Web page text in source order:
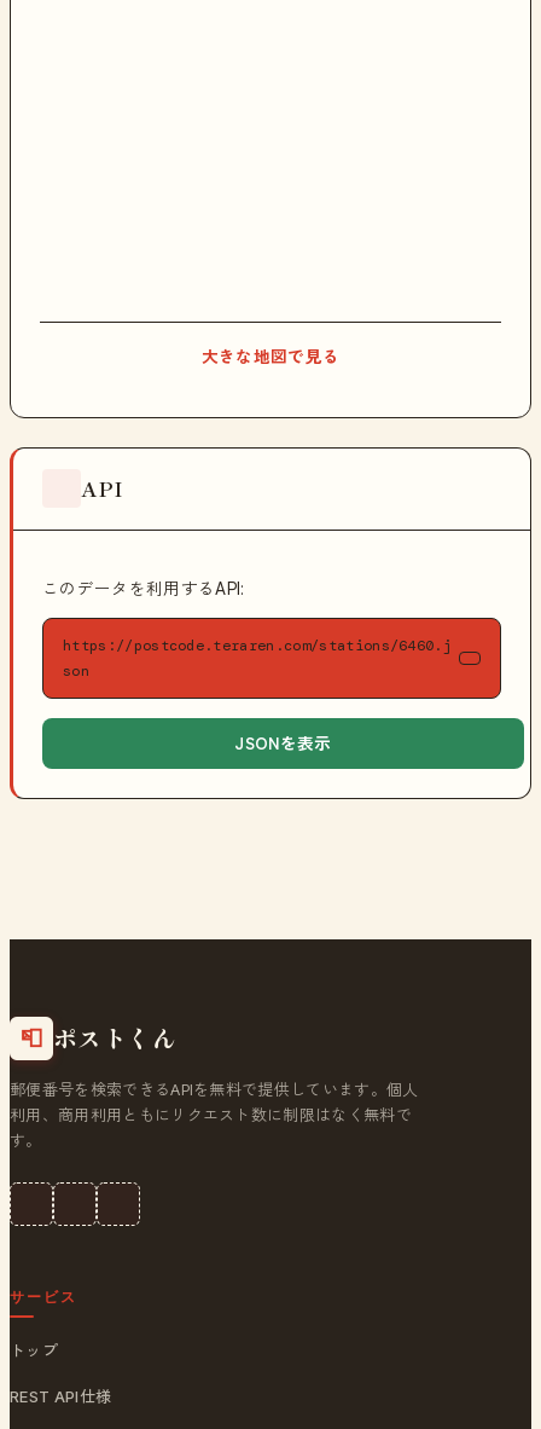
大きな地図で見る
API
このデータを利用するAPI:
https://postcode.teraren.com/stations/6460.j
son
JSONを表示
📮 ポストくん
郵便番号を検索できるAPIを無料で提供しています。個人
利用、商用利用ともにリクエスト数に制限はなく無料で
す。
サービス
トップ
REST API仕様